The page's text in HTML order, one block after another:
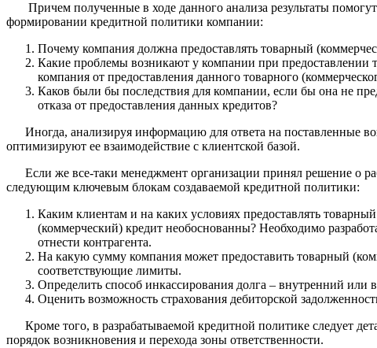
Причем полученные в ходе данного анализа результаты
формировании кредитной политики компании:
Почему компания должна предоставлять товарный
Какие проблемы возникают у компании при предоставлении
компания от предоставления данного товарного
Каков были бы последствия для компании, если бы она не
отказа от предоставления данных кредитов?
Иногда, анализируя информацию для ответа на поставленные
оптимизируют ее взаимодействие с клиентской базой.
Если же все-таки менеджмент организации принял решение о
следующим ключевым блокам создаваемой кредитной политики:
Каким клиентам и на каких условиях предоставлять
(коммерческий) кредит необоснованны? Необходимо
отнести контрагента.
На какую сумму компания может предоставить товарный
соответствующие лимиты.
Определить способ инкассирования долга – внутренний или
Оценить возможность страхования дебиторской
Кроме того, в разрабатываемой кредитной политике следует
порядок возникновения и перехода зоны ответственности.